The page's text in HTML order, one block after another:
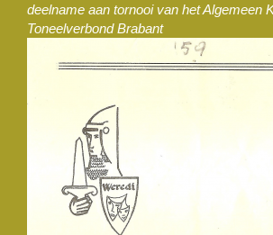
deelname aan tornooi van het Algemeen
Toneelverbond Brabant